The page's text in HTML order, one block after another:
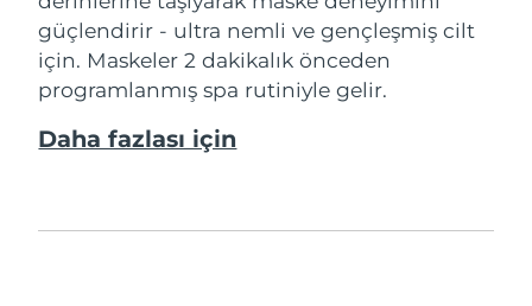
güçlendirir - ultra nemli ve gençleşmiş cilt
için. Maskeler 2 dakikalık önceden
programlanmış spa rutiniyle gelir.
Daha fazlası için